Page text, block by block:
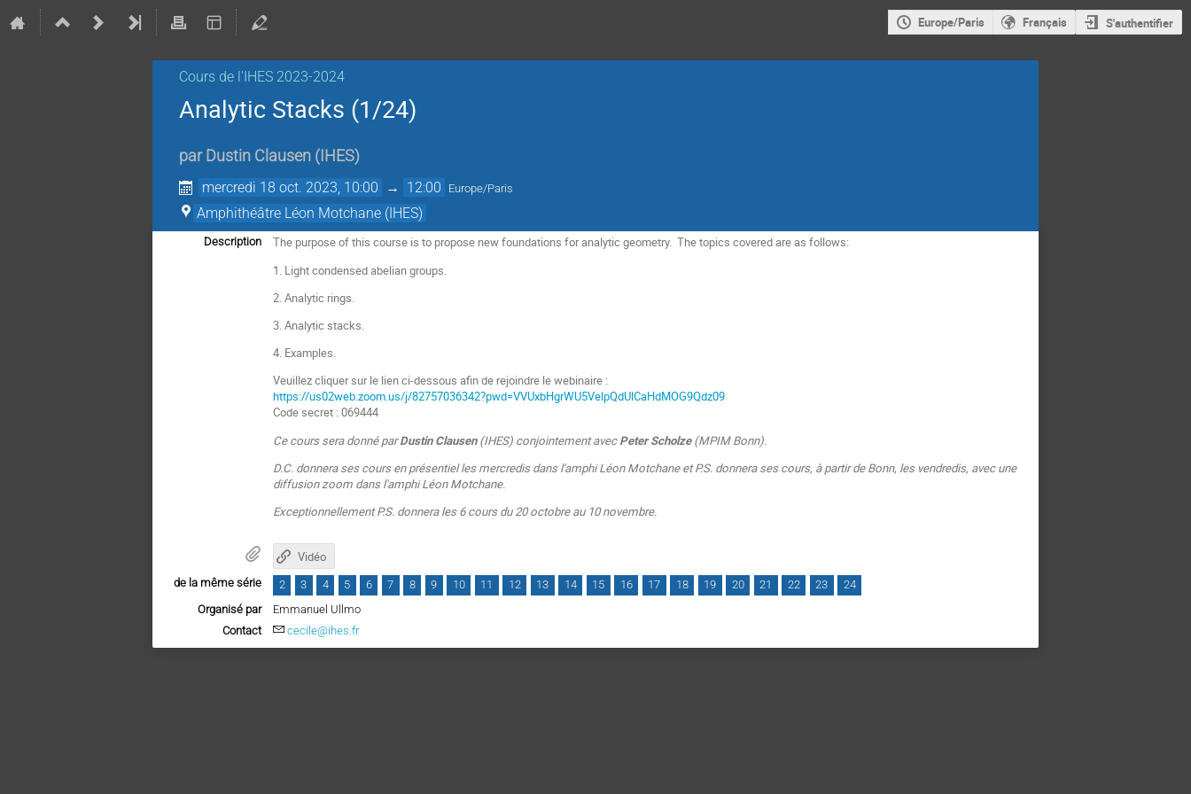
Europe/Paris Français S'authentifier
Cours de l'IHES 2023-2024
Analytic Stacks (1/24)
par Dustin Clausen ( IHES)
mercredi 18 oct. 2023, 10:00 → 12:00 Europe/Paris
Amphithéâtre Léon Motchane (IHES)
Description
The purpose of this course is to propose new foundations for analytic geometry. The topics covered are as follows:
1. Light condensed abelian groups.
2. Analytic rings.
3. Analytic stacks.
4. Examples.
Veuillez cliquer sur le lien ci-dessous afin de rejoindre le webinaire :
https://us02web.zoom.us/j/82757036342?pwd=VVUxbHgrWU5VelpQdUlCaHdMOG9Qdz09
Code secret : 069444
Ce cours sera donné parDustin Clausen(IHES) conjointement avecPeter Scholze(MPIM Bonn).
D.C. donnera ses cours en présentiel les mercredis dans l'amphi Léon Motchane et P.S. donnera ses cours, à partir de Bonn, les vendredis, avec une
diffusion zoom dans l'amphi Léon Motchane.
Exceptionnellement P.S. donnera les 6 cours du 20 octobre au 10 novembre.
Vidéo
de la même série 2 3 4 5 6 7 8 9 10 11 12 13 14 15 16 17 18 19 20 21 22 23
24
Organisé par
Emmanuel Ullmo
Contact
cecile@ihes.fr